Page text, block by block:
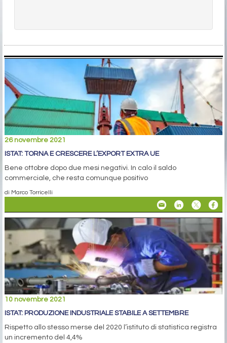
26 novembre 2021
ISTAT: TORNA E CRESCERE L’EXPORT EXTRA UE
Bene ottobre dopo due mesi negativi. In calo il saldo
commerciale, che resta comunque positivo
di Marco Torricelli
10 novembre 2021
ISTAT: PRODUZIONE INDUSTRIALE STABILE A SETTEMBRE
Rispetto allo stesso merse del 2020 l’istituto di statistica registra
un incremento del 4,4%